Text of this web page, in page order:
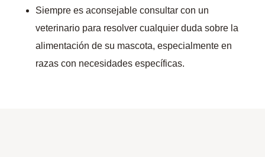
Siempre es aconsejable consultar con un
veterinario para resolver cualquier duda sobre la
alimentación de su mascota, especialmente en
razas con necesidades específicas.